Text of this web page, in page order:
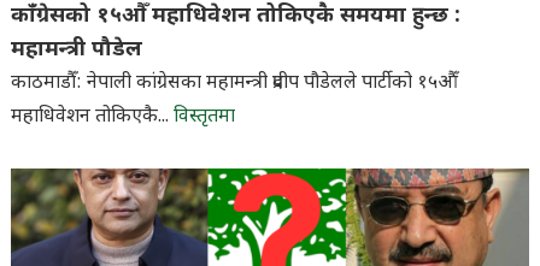
काँग्रेसको १५औँ महाधिवेशन तोकिएकै समयमा हुन्छ :
महामन्त्री पौडेल
काठमाडौँ: नेपाली कांग्रेसका महामन्त्री प्रदीप पौडेलले पार्टीको १५औँ
महाधिवेशन तोकिएकै... विस्तृतमा